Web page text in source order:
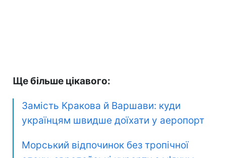
Ще більше цікавого:
Замість Кракова й Варшави: куди
українцям швидше доїхати у аеропорт
Морський відпочинок без тропічної